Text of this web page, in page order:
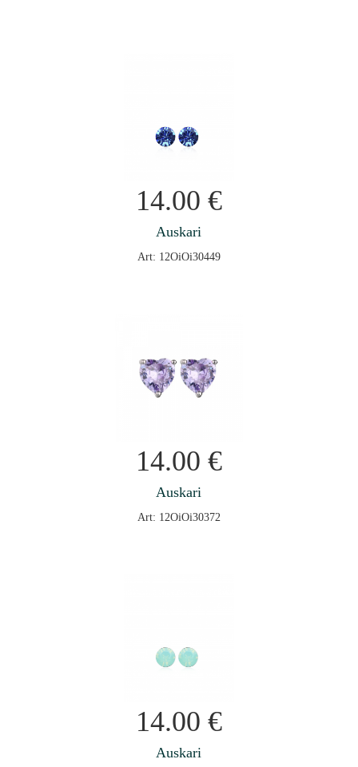
14.00 €
Auskari
Art: 12OiOi30449
14.00 €
Auskari
Art: 12OiOi30372
14.00 €
Auskari